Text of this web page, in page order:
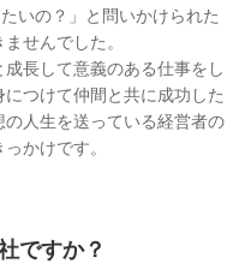
いの？」と問いかけられた
せんでした。
長して意義のある仕事をし
つけて仲間と共に成功した
人生を送っている経営者の
かけです。
ですか？